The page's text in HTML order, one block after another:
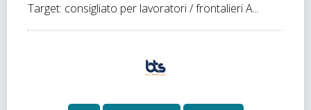
Target: consigliato per lavoratori / frontalieri A...